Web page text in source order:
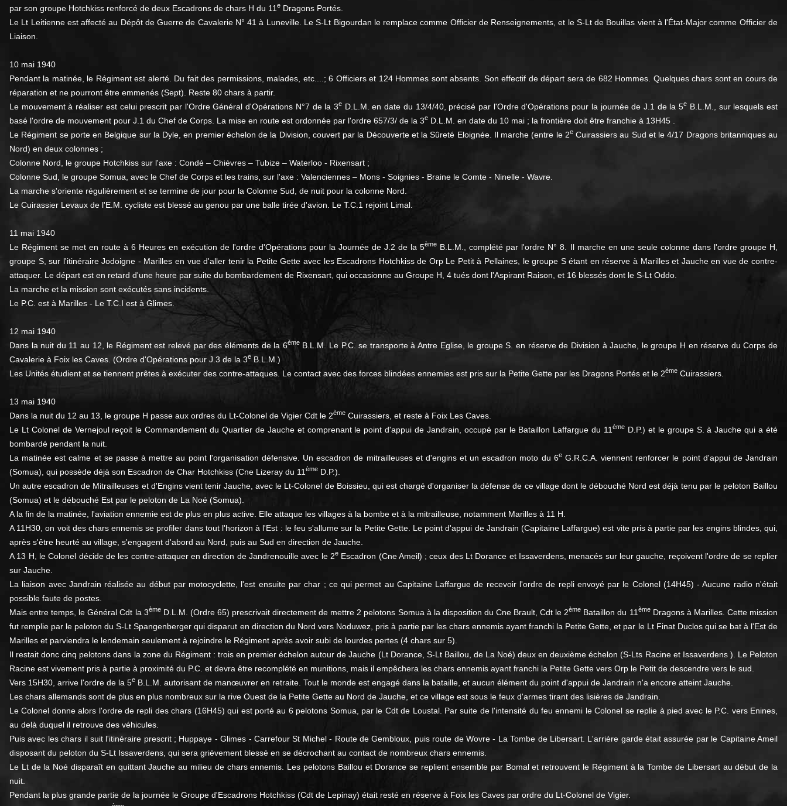
par son groupe Hotchkiss renforcé de deux Escadrons de chars H du 11 e Dragons Portés.
Le Lt Leitienne est affecté au Dépôt de Guerre de Cavalerie N° 41 à Luneville. Le S-Lt Bigourdan le remplace comme Officier de Renseignements, et le S-Lt de Bouillas vient à l'État-Major comme Officier de
Liaison.
10 mai 1940
Pendant la matinée, le Régiment est alerté. Du fait des permissions, malades, etc....; 6 Officiers et 124 Hommes sont absents. Son effectif de départ sera de 682 Hommes. Quelques chars sont en cours de
réparation et ne pourront être emmenés (Sept). Reste 80 chars à partir.
Le mouvement à réaliser est celui prescrit par l'Ordre Général d'Opérations N°7 de la 3e D.L.M. en date du 13/4/40, précisé par l'Ordre d'Opérations pour la journée de J.1 de la 5e B.L.M., sur lesquels est
basé l'ordre de mouvement pour J.1 du Chef de Corps. La mise en route est ordonnée par l'ordre 657/3/ de la 3e D.L.M. en date du 10 mai ; la frontière doit être franchie à 13H45 .
Le Régiment se porte en Belgique sur la Dyle, en premier échelon de la Division, couvert par la Découverte et la Sûreté Eloignée. Il marche (entre le 2eCuirassiers au Sud et le 4/17 Dragons britanniques au
Nord) en deux colonnes ;
Colonne Nord, le groupe Hotchkiss sur l'axe : Condé – Chièvres – Tubize – Waterloo - Rixensart ;
Colonne Sud, le groupe Somua, avec le Chef de Corps et les trains, sur l'axe : Valenciennes – Mons - Soignies - Braine le Comte - Ninelle - Wavre.
La marche s'oriente régulièrement et se termine de jour pour la Colonne Sud, de nuit pour la colonne Nord.
Le Cuirassier Levaux de l'E.M. cycliste est blessé au genou par une balle tirée d'avion. Le T.C.1 rejoint Limal.
11 mai 1940
Le Régiment se met en route à 6 Heures en exécution de l'ordre d'Opérations pour la Journée de J.2 de la 5ème B.L.M., complété par l'ordre N° 8. Il marche en une seule colonne dans l'ordre groupe H,
groupe S, sur l'itinéraire Jodoigne - Marilles en vue d'aller tenir la Petite Gette avec les Escadrons Hotchkiss de Orp Le Petit à Pellaines, le groupe S étant en réserve à Marilles et Jauche en vue de contre-
attaquer. Le départ est en retard d'une heure par suite du bombardement de Rixensart, qui occasionne au Groupe H, 4 tués dont l'Aspirant Raison, et 16 blessés dont le S-Lt Oddo.
La marche et la mission sont exécutés sans incidents.
Le P.C. est à Marilles - Le T.C.I est à Glimes.
12 mai 1940
Dans la nuit du 11 au 12, le Régiment est relevé par des éléments de la 6èmeB.L.M. Le P.C. se transporte à Antre Eglise, le groupe S. en réserve de Division à Jauche, le groupe H en réserve du Corps de
Cavalerie à Foix les Caves. (Ordre d'Opérations pour J.3 de la 3e B.L.M.)
Les Unités étudient et se tiennent prêtes à exécuter des contre-attaques. Le contact avec des forces blindées ennemies est pris sur la Petite Gette par les Dragons Portés et le 2ème Cuirassiers.
13 mai 1940
Dans la nuit du 12 au 13, le groupe H passe aux ordres du Lt-Colonel de Vigier Cdt le 2ème Cuirassiers, et reste à Foix Les Caves.
Le Lt Colonel de Vernejoul reçoit le Commandement du Quartier de Jauche et comprenant le point d'appui de Jandrain, occupé par le Bataillon Laffargue du 11ème D.P.) et le groupe S. à Jauche qui a été
bombardé pendant la nuit.
La matinée est calme et se passe à mettre au point l'organisation défensive. Un escadron de mitrailleuses et d'engins et un escadron moto du 6eG.R.C.A. viennent renforcer le point d'appui de Jandrain
(Somua), qui possède déjà son Escadron de Char Hotchkiss (Cne Lizeray du 11 ème D.P.).
Un autre escadron de Mitrailleuses et d'Engins vient tenir Jauche, avec le Lt-Colonel de Boissieu, qui est chargé d'organiser la défense de ce village dont le débouché Nord est déjà tenu par le peloton Baillou
(Somua) et le débouché Est par le peloton de La Noé (Somua).
A la fin de la matinée, l'aviation ennemie est de plus en plus active. Elle attaque les villages à la bombe et à la mitrailleuse, notamment Marilles à 11 H.
A 11H30, on voit des chars ennemis se profiler dans tout l'horizon à l'Est : le feu s'allume sur la Petite Gette. Le point d'appui de Jandrain (Capitaine Laffargue) est vite pris à partie par les engins blindes, qui,
après s'être heurté au village, s'engagent d'abord au Nord, puis au Sud en direction de Jauche.
A 13 H, le Colonel décide de les contre-attaquer en direction de Jandrenouille avec le 2eEscadron (Cne Ameil) ; ceux des Lt Dorance et Issaverdens, menacés sur leur gauche, reçoivent l'ordre de se replier
sur Jauche.
La liaison avec Jandrain réalisée au début par motocyclette, l'est ensuite par char ; ce qui permet au Capitaine Laffargue de recevoir l'ordre de repli envoyé par le Colonel (14H45) - Aucune radio n'était
possible faute de postes.
Mais entre temps, le Général Cdt la 3èmeD.L.M. (Ordre 65) prescrivait directement de mettre 2 pelotons Somua à la disposition du Cne Brault, Cdt le 2ème Bataillon du 11 èmeDragons à Marilles. Cette mission
fut remplie par le peloton du S-Lt Spangenberger qui disparut en direction du Nord vers Noduwez, pris à partie par les chars ennemis ayant franchi la Petite Gette, et par le Lt Finat Duclos qui se bat à l'Est de
Marilles et parviendra le lendemain seulement à rejoindre le Régiment après avoir subi de lourdes pertes (4 chars sur 5).
Il restait donc cinq pelotons dans la zone du Régiment : trois en premier échelon autour de Jauche (Lt Dorance, S-Lt Baillou, de La Noé) deux en deuxième échelon (S-Lts Racine et Issaverdens ). Le Peloton
Racine est vivement pris à partie à proximité du P.C. et devra être recomplété en munitions, mais il empêchera les chars ennemis ayant franchi la Petite Gette vers Orp le Petit de descendre vers le sud.
Vers 15H30, arrive l'ordre de la 5e B.L.M. autorisant de manœuvrer en retraite. Tout le monde est engagé dans la bataille, et aucun élément du point d'appui de Jandrain n'a encore atteint Jauche.
Les chars allemands sont de plus en plus nombreux sur la rive Ouest de la Petite Gette au Nord de Jauche, et ce village est sous le feux d'armes tirant des lisières de Jandrain.
Le Colonel donne alors l'ordre de repli des chars (16H45) qui est porté au 6 pelotons Somua, par le Cdt de Loustal. Par suite de l'intensité du feu ennemi le Colonel se replie à pied avec le P.C. vers Enines,
au delà duquel il retrouve des véhicules.
Puis avec les chars il suit l'itinéraire prescrit ; Huppaye - Glimes - Carrefour St Michel - Route de Gembloux, puis route de Wovre - La Tombe de Libersart. L'arrière garde était assurée par le Capitaine Ameil
disposant du peloton du S-Lt Issaverdens, qui sera grièvement blessé en se décrochant au contact de nombreux chars ennemis.
Le Lt de la Noé disparaît en quittant Jauche au milieu de chars ennemis. Les pelotons Baillou et Dorance se replient ensemble par Bomal et retrouvent le Régiment à la Tombe de Libersart au début de la
nuit.
Pendant la plus grande partie de la journée le Groupe d'Escadrons Hotchkiss (Cdt de Lepinay) était resté en réserve à Foix les Caves par ordre du Lt-Colonel de Vigier.